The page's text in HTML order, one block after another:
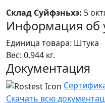
Склад Суйфэньхэ: 5
Информация об
Единица товара: Штука
Вес: 0.944 кг.
Документация
Скачать всю